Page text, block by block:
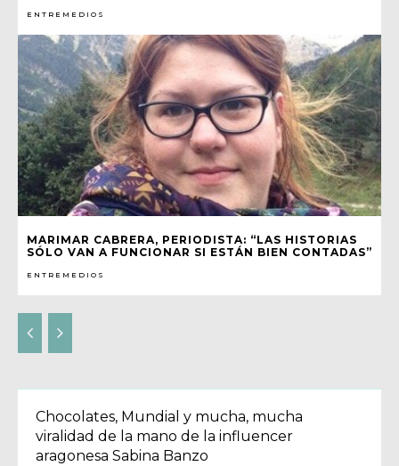
ENTREMEDIOS
MARIMAR CABRERA, PERIODISTA: “LAS HISTORIAS
SÓLO VAN A FUNCIONAR SI ESTÁN BIEN CONTADAS”
ENTREMEDIOS
Chocolates, Mundial y mucha, mucha
viralidad de la mano de la influencer
aragonesa Sabina Banzo